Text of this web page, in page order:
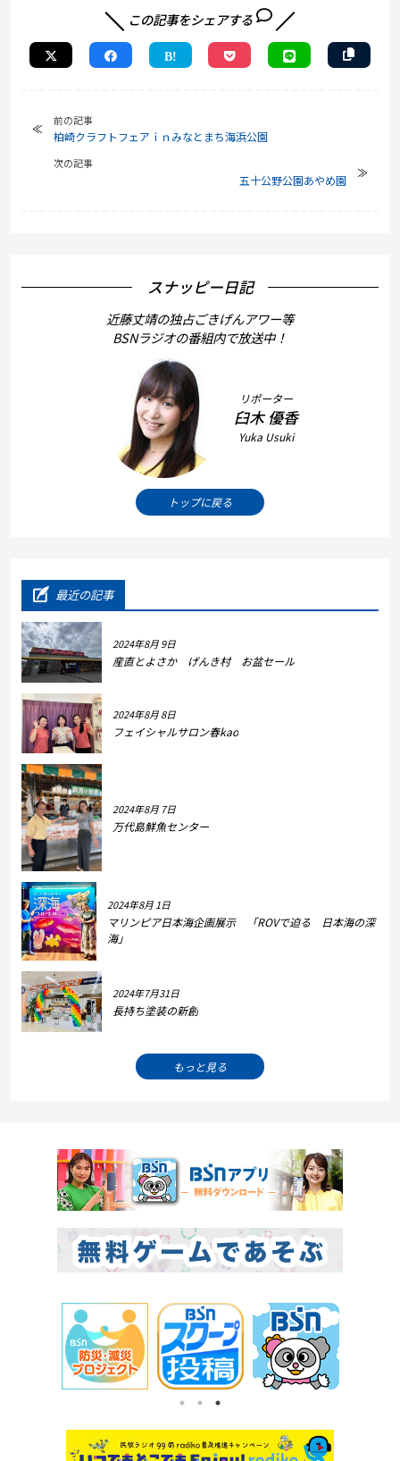
この記事をシェアする
前の記事
柏崎クラフトフェアｉｎみなとまち海浜公園
次の記事
五十公野公園あやめ園
スナッピー日記
近藤丈靖の独占ごきげんアワー等
BSNラジオの番組内で放送中！
リポーター
臼木 優香
Yuka Usuki
トップに戻る
最近の記事
2024年8月 9日
産直とよさか げんき村 お盆セール
2024年8月 8日
フェイシャルサロン春kao
2024年8月 7日
万代島鮮魚センター
2024年8月 1日
マリンピア日本海企画展示 「ROVで迫る 日本海の深
海」
2024年7月31日
長持ち塗装の新創
もっと見る